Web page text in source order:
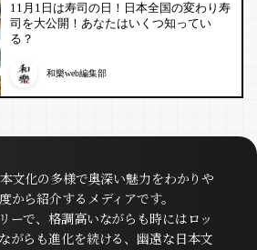
11月1日は寿司の日！日本全国の変わり寿
司を大公開！あなたはいくつ知ってい
る？
和樂web編集部
文化の多様で奥深い魅力をわかりや
から紹介するメディアです。
ーで、格調高いながらも時にはロッ
がらも進化を続ける、幽遠な日本文